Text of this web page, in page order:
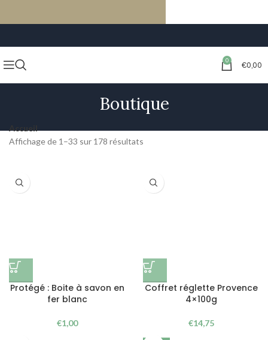
0 €0,00
Boutique
Affichage de 1–33 sur 178 résultats
Protégé : Boite à savon en
fer blanc
€1,00
Coffret réglette Provence
4×100g
€14,75